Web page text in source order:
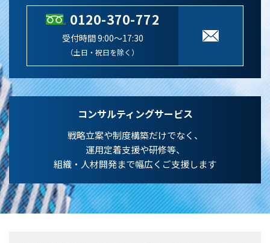
0120-370-772
受付時間 9:00～17:30
（土日・祝日を除く）
コンサルティングサービス
戦略立案や制度構築だけでなく、
運用定着支援や研修等、
組織・人材開発まで幅広くご支援します